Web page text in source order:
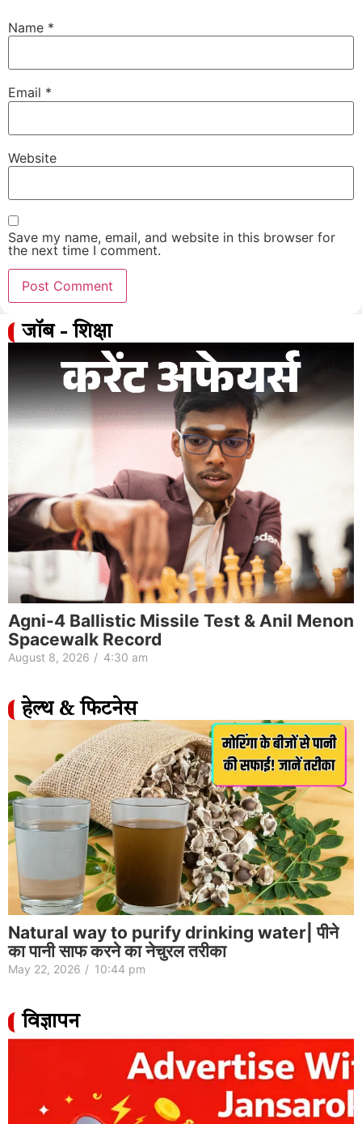
Name *
Email *
Website
Save my name, email, and website in this browser for
the next time I comment.
जॉब - शिक्षा
Agni-4 Ballistic Missile Test & Anil Menon
Spacewalk Record
August 8, 2026 / 4:30 am
हेल्थ & फिटनेस
Natural way to purify drinking water| पीने
का पानी साफ करने का नेचुरल तरीका
May 22, 2026 / 10:44 pm
विज्ञापन